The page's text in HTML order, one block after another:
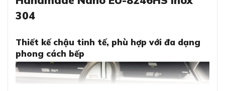
304
Thiết kế chậu tinh tế, phù hợp với đa dạng
phong cách bếp